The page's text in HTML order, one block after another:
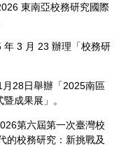
東南亞校務研究國際
年 3 月 23 辦理「校務研
月28日舉辦「2025南區
成果展」。
第六屆第一次臺灣校
的校務研究：新挑戰及